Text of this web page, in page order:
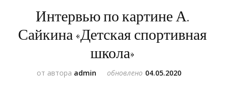
Интервью по картине А.
Сайкина «Детская спортивная
школа»
от автора admin обновлено 04.05.2020